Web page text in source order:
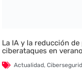
La IA y la reducción
ciberataques en verano
Actualidad,